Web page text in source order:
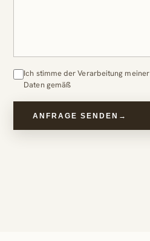
Ich stimme der Verarbeitung meiner
Daten gemäß
ANFRAGE SENDEN →